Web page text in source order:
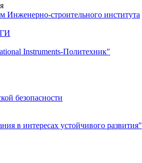
строительного института
Instruments-Политехник"
безопасности
в интересах устойчивого развития"